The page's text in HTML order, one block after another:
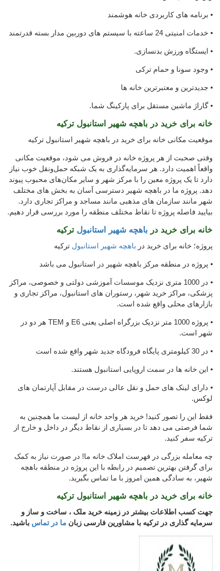
⦁ برنامه های کاربردی خانه هوشمند
⦁ خدمات امنیتی 24 ساعته با سیستم های دوربین مدار بسته قدرتمند
⦁ ایستگاه ورزش بدنسازی.
⦁ وجود سونا و حمام ترکی
⦁ جدیدترین و معتبرترین خانه ها
⦁ گاراژ ماشین مستقل برای پارکینگ شما.
خانه برای خرید در باهچه شهیر استانبول ترکیه
موقعیت مکانی خانه برای خرید در باهچه شهیر استانبول ترکیه
وقتی صحبت از هر پروژه خانه در فروش می شود، موقعیت مکانی
واقعاً اهمیت دارد. هر سرمایه‌گذاری به یک شبکه حمل‌ونقل خوب نیاز
دارد تا یک پروژه معین را با مرکز شهر و سایر مکان‌های محبوب پیوند
دهد. پروژه ما در باهچه شهیر دسترسی آسان به بخش های مختلف
شهر مانند سازمان های مذهبی مانند مساجد و مراکز تجاری دارد.
بیایید فاصله پروژه تا نقاط مختلف منطقه را مورد بررسی قرار دهیم.
خانه برای خرید در باهچه شهیر استانبول ترکیه
پروژه؛ خانه برای خرید در باهچه شهیر استانبول ترکیه
⦁ پروژه در منطقه مرکز باهچه شهیر در استانبول می باشد
⦁ در 1000 متری نزدیک موسسات آموزشی دولتی و خصوصی، مراکز
پزشکی، مراکز خرید شهر، رستوران های استانبول، مراکز تجاری و
بازارهای محلی واقع شده است.
⦁ پروژه 1000 متر نزدیک بزرگراه اصلی یعنی E6 و TEM هر دو در
شهر است.
⦁ در 30 کیلومتری پایگاه فرودگاه جدید شهر واقع شده است
⦁ این خانه ها در سمت اروپایی استانبول هستند.
⦁ دارای لینک های حمل و نقل عالی درست در مقابل آپارتمان های
لوکس.
فقط این را تصور کنید! خرید هر واحد خانه از لیست ما همچنین به
شما فرصتی می دهد تا در بسیاری از نقاط دیگر در داخل و خارج از
ترکیه سفر کنید.
چه معامله بزرگی در فهرست املاک خانه ما! در صورت نیاز به کمک
برای گرفتن بهترین تصمیم در رابطه با این پروژه در منطقه باهچه
شهیر، به سادگی همین امروز با ما تماس بگیرید.
خانه برای خرید در باهچه شهیر استانبول ترکیه
جهت کسب اطلاعات بیشتر در زمینه خرید ملک ، ساخت و ساز و
سرمایه گذاری در ترکیه با مشاورین فارسی زبان ما در تماس باشید.